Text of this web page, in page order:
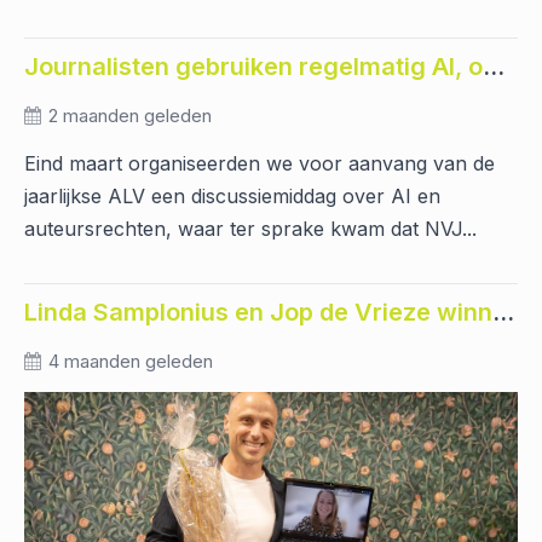
Journalisten gebruiken regelmatig AI, ondanks ongemak
2 maanden geleden
Eind maart organiseerden we voor aanvang van de
jaarlijkse ALV een discussiemiddag over AI en
auteursrechten, waar ter sprake kwam dat NVJ...
Linda Samplonius en Jop de Vrieze winnaar Gouden Beitel
4 maanden geleden